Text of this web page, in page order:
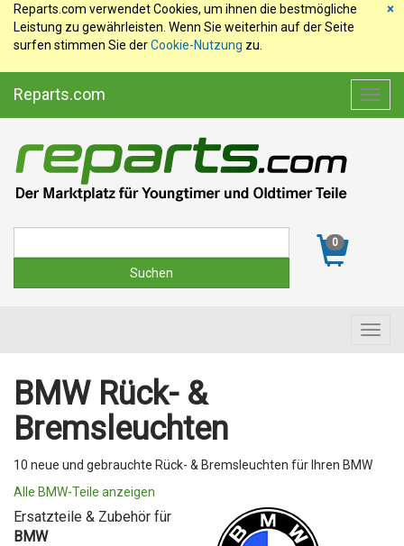
×
Reparts.com verwendet Cookies, um ihnen die bestmögliche
Leistung zu gewährleisten. Wenn Sie weiterhin auf der Seite
surfen stimmen Sie derCookie-Nutzung zu.
Reparts.com
0
BMW Rück- &
Bremsleuchten
10 neue und gebrauchte Rück- & Bremsleuchten für Ihren BMW
Alle BMW-Teile anzeigen
Ersatzteile & Zubehör für
BMW